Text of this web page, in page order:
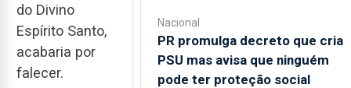
do Divino
Espírito Santo,
acabaria por
falecer.
Nacional
PR promulga decreto que cria
PSU mas avisa que ninguém
pode ter proteção social